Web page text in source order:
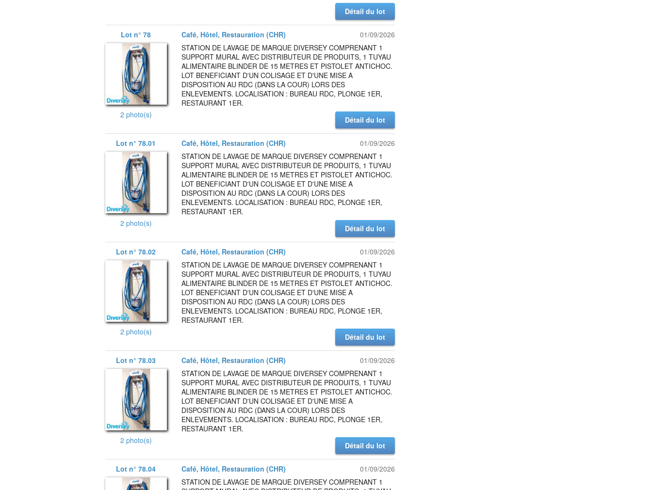
Détail du lot
Lot n° 78 Café, Hôtel, Restauration (CHR) 01/09/2026
2 photo(s)
STATION DE LAVAGE DE MARQUE DIVERSEY COMPRENANT 1
SUPPORT MURAL AVEC DISTRIBUTEUR DE PRODUITS, 1 TUYAU
ALIMENTAIRE BLINDER DE 15 METRES ET PISTOLET ANTICHOC.
LOT BENEFICIANT D'UN COLISAGE ET D'UNE MISE A
DISPOSITION AU RDC (DANS LA COUR) LORS DES
ENLEVEMENTS. LOCALISATION : BUREAU RDC, PLONGE 1ER,
RESTAURANT 1ER.
Détail du lot
Lot n° 78.01 Café, Hôtel, Restauration (CHR) 01/09/2026
2 photo(s)
STATION DE LAVAGE DE MARQUE DIVERSEY COMPRENANT 1
SUPPORT MURAL AVEC DISTRIBUTEUR DE PRODUITS, 1 TUYAU
ALIMENTAIRE BLINDER DE 15 METRES ET PISTOLET ANTICHOC.
LOT BENEFICIANT D'UN COLISAGE ET D'UNE MISE A
DISPOSITION AU RDC (DANS LA COUR) LORS DES
ENLEVEMENTS. LOCALISATION : BUREAU RDC, PLONGE 1ER,
RESTAURANT 1ER.
Détail du lot
Lot n° 78.02 Café, Hôtel, Restauration (CHR) 01/09/2026
2 photo(s)
STATION DE LAVAGE DE MARQUE DIVERSEY COMPRENANT 1
SUPPORT MURAL AVEC DISTRIBUTEUR DE PRODUITS, 1 TUYAU
ALIMENTAIRE BLINDER DE 15 METRES ET PISTOLET ANTICHOC.
LOT BENEFICIANT D'UN COLISAGE ET D'UNE MISE A
DISPOSITION AU RDC (DANS LA COUR) LORS DES
ENLEVEMENTS. LOCALISATION : BUREAU RDC, PLONGE 1ER,
RESTAURANT 1ER.
Détail du lot
Lot n° 78.03 Café, Hôtel, Restauration (CHR) 01/09/2026
2 photo(s)
STATION DE LAVAGE DE MARQUE DIVERSEY COMPRENANT 1
SUPPORT MURAL AVEC DISTRIBUTEUR DE PRODUITS, 1 TUYAU
ALIMENTAIRE BLINDER DE 15 METRES ET PISTOLET ANTICHOC.
LOT BENEFICIANT D'UN COLISAGE ET D'UNE MISE A
DISPOSITION AU RDC (DANS LA COUR) LORS DES
ENLEVEMENTS. LOCALISATION : BUREAU RDC, PLONGE 1ER,
RESTAURANT 1ER.
Détail du lot
Lot n° 78.04 Café, Hôtel, Restauration (CHR)
01/09/2026
STATION DE LAVAGE DE MARQUE DIVERSEY COMPRENANT 1